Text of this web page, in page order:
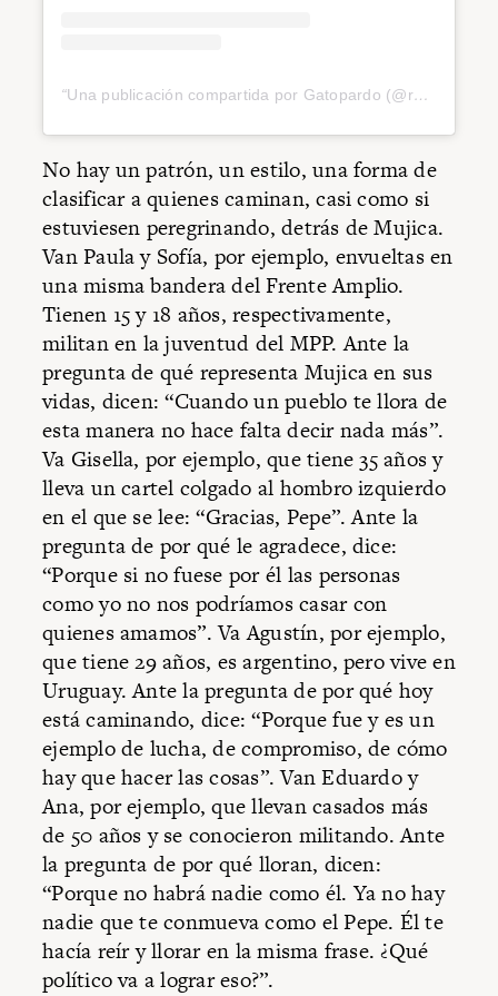
Una publicación compartida por Gatopardo (@revistagatopardo)
No hay un patrón, un estilo, una forma de
clasificar a quienes caminan, casi como si
estuviesen peregrinando, detrás de Mujica.
Van Paula y Sofía, por ejemplo, envueltas en
una misma bandera del Frente Amplio.
Tienen 15 y 18 años, respectivamente,
militan en la juventud del MPP. Ante la
pregunta de qué representa Mujica en sus
vidas, dicen: “Cuando un pueblo te llora de
esta manera no hace falta decir nada más”.
Va Gisella, por ejemplo, que tiene 35 años y
lleva un cartel colgado al hombro izquierdo
en el que se lee: “Gracias, Pepe”. Ante la
pregunta de por qué le agradece, dice:
“Porque si no fuese por él las personas
como yo no nos podríamos casar con
quienes amamos”. Va Agustín, por ejemplo,
que tiene 29 años, es argentino, pero vive en
Uruguay. Ante la pregunta de por qué hoy
está caminando, dice: “Porque fue y es un
ejemplo de lucha, de compromiso, de cómo
hay que hacer las cosas”. Van Eduardo y
Ana, por ejemplo, que llevan casados más
de 50 años y se conocieron militando. Ante
la pregunta de por qué lloran, dicen:
“Porque no habrá nadie como él. Ya no hay
nadie que te conmueva como el Pepe. Él te
hacía reír y llorar en la misma frase. ¿Qué
político va a lograr eso?”.